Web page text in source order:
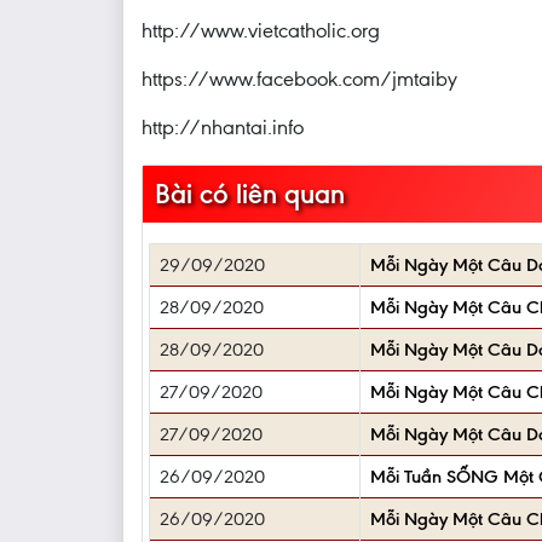
http://www.vietcatholic.org
https://www.facebook.com/jmtaiby
http://nhantai.info
Bài có liên quan
29/09/2020
Mỗi Ngày Một Câu
28/09/2020
Mỗi Ngày Một Câu
28/09/2020
Mỗi Ngày Một Câu
27/09/2020
Mỗi Ngày Một Câu
27/09/2020
Mỗi Ngày Một Câu
26/09/2020
Mỗi Tuần SỐNG
26/09/2020
Mỗi Ngày Một Câu